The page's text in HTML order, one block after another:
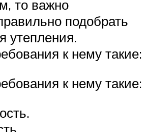
то важно
подобрать
утепления.
к нему такие:
к нему такие: